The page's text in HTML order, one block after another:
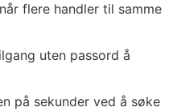
flere handler til samme
uten passord å
på sekunder ved å søke